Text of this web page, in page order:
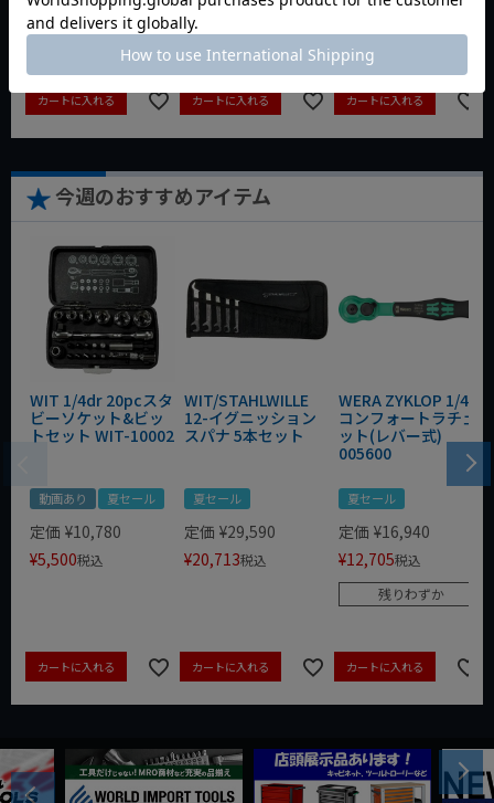
定価 ¥6,248
¥4,373税込
カートに入れる
定価 ¥0
¥3,465税込
カートに入れる
定価 ¥9,350
¥6,545税込
カートに入れる
今週のおすすめアイテム
WIT 1/4dr 20pcスタ
ビーソケット&ビッ
トセット WIT-10002
動画あり 夏セール
定価 ¥10,780
¥5,500税込
カートに入れる
WIT/STAHLWILLE
12-イグニッション
スパナ 5本セット
夏セール
定価 ¥29,590
¥20,713税込
カートに入れる
WERA ZYKLOP 1/4"
コンフォートラチェ
ット(レバー式)
005600
夏セール
定価 ¥16,940
¥12,705税込
残りわずか
カートに入れる
Previous
Next